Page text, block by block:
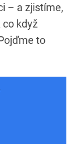
– a zjistíme,
co když
to